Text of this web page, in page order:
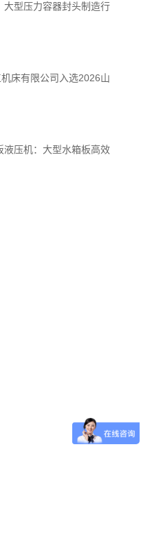
大型压力容器封头制造行
床有限公司入选2026山
液压机：大型水箱板高效